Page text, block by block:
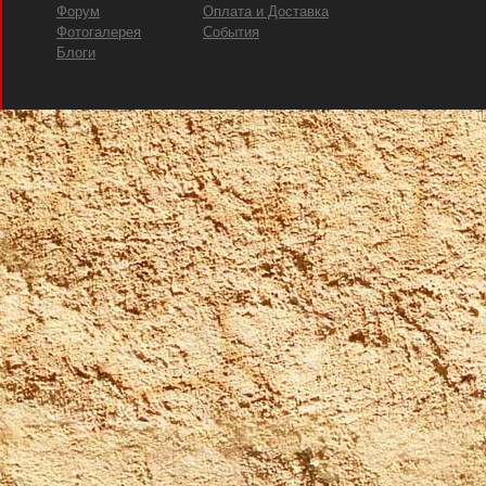
Форум
Фотогалерея
Блоги
Оплата и Доставка
События